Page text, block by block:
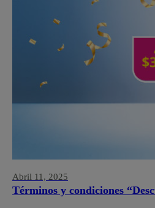
Abril 11, 2025
Términos y condiciones